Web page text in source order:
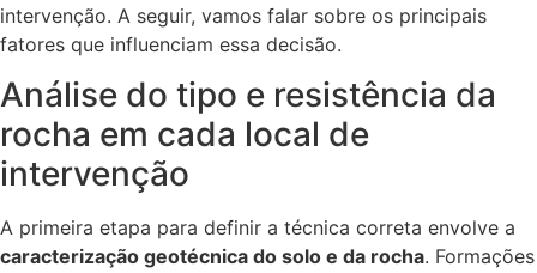
intervenção. A seguir, vamos falar sobre os principais
fatores que influenciam essa decisão.
Análise do tipo e resistência da
rocha em cada local de
intervenção
A primeira etapa para definir a técnica correta envolve a
caracterização geotécnica do solo e da rocha. Formações